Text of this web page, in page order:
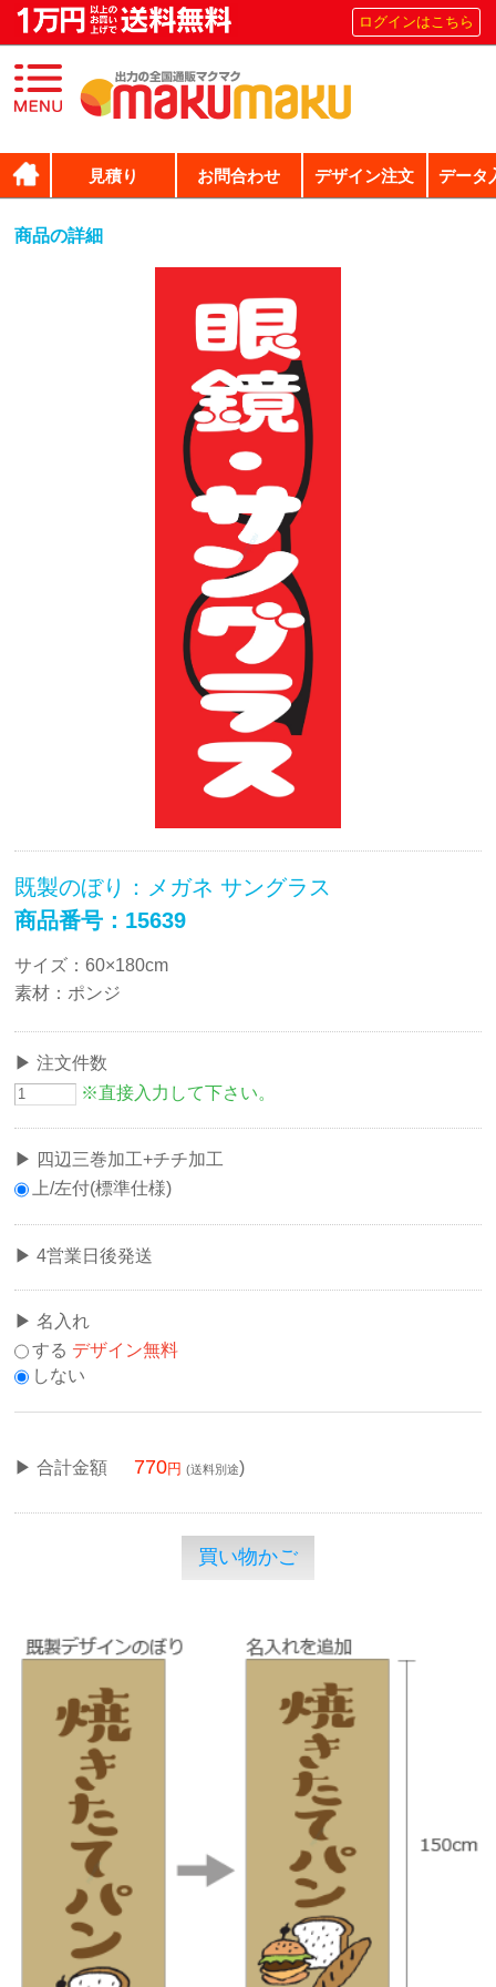
ログインはこちら
見積り お問合わせ デザイン注文 データ
商品の詳細
既製のぼり：メガネ サングラス
商品番号：15639
サイズ：60×180cm
素材：ポンジ
注文件数
※直接入力して下さい。
四辺三巻加工+チチ加工
上/左付(標準仕様)
4営業日後発送
名入れ
する デザイン無料
しない
合計金額 770 (送料別途)